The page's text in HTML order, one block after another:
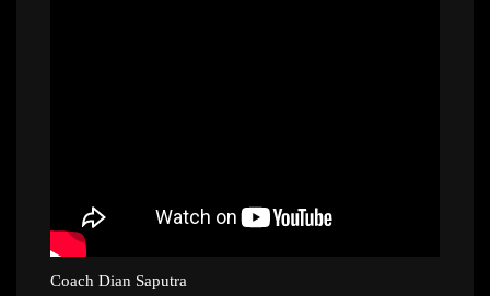
Coach Dian Saputra